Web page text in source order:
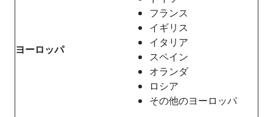
ヨーロッパ
フランス
イギリス
イタリア
スペイン
オランダ
ロシア
その他のヨーロッパ